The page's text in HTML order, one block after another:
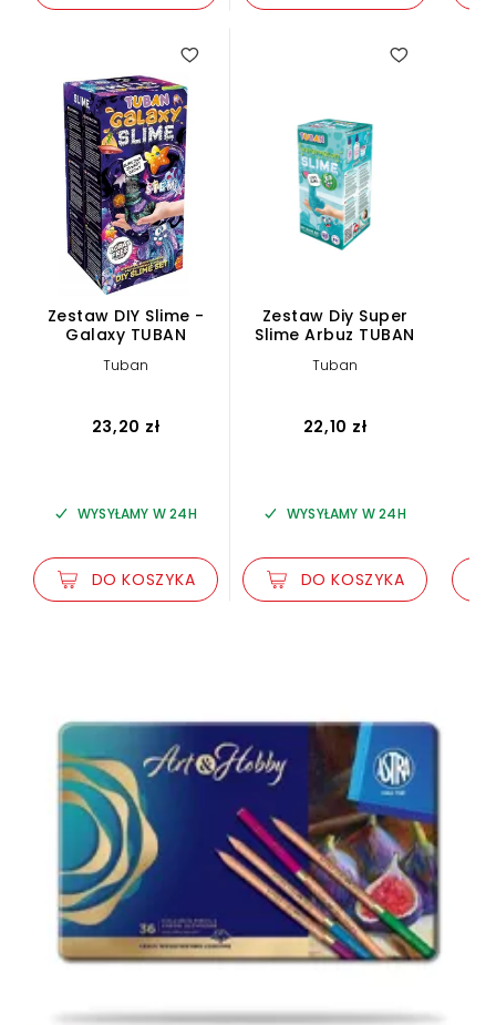
Zestaw DIY Slime -
Galaxy TUBAN
Tuban
23,20 zł
WYSYŁAMY W 24H
DO KOSZYKA
Zestaw Diy Super
Slime Arbuz TUBAN
Tuban
22,10 zł
WYSYŁAMY W 24H
DO KOSZYKA